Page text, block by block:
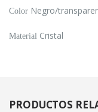
Color Negro/
Material Cristal
PRODUCTOS